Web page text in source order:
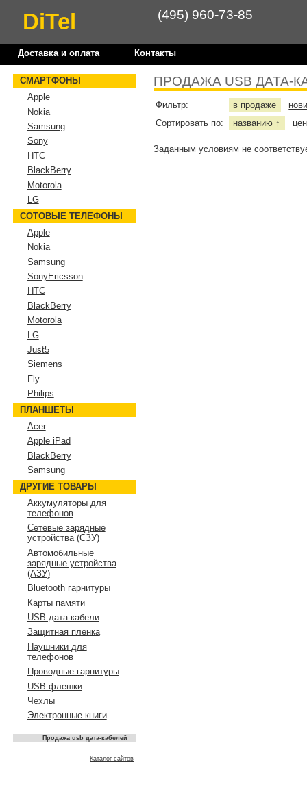
DiTel (495) 960-73-85
Доставка и оплата Контакты
ПРОДАЖА USB ДАТА-
Фильтр: в продаже
Сортировать по:
названию ↑
Заданным условиям не
СМАРТФОНЫ
Apple
Nokia
Samsung
Sony
HTC
BlackBerry
Motorola
LG
СОТОВЫЕ ТЕЛЕФОНЫ
Apple
Nokia
Samsung
SonyEricsson
HTC
BlackBerry
Motorola
LG
Just5
Siemens
Fly
Philips
ПЛАНШЕТЫ
Acer
Apple iPad
BlackBerry
Samsung
ДРУГИЕ ТОВАРЫ
Аккумуляторы для
телефонов
Сетевые зарядные
устройства (СЗУ)
Автомобильные
зарядные устройства
(АЗУ)
Bluetooth гарнитуры
Карты памяти
USB дата-кабели
Защитная пленка
Наушники для
телефонов
Проводные гарнитуры
USB флешки
Чехлы
Электронные книги
Продажа usb дата-кабелей
Каталог сайтов